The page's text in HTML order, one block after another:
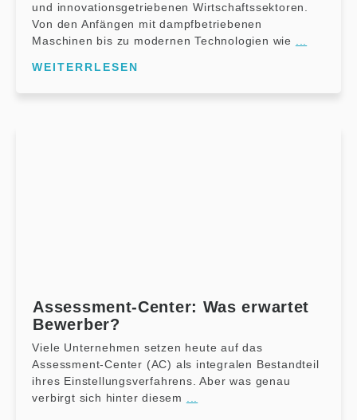
und innovationsgetriebenen Wirtschaftssektoren.
Von den Anfängen mit dampfbetriebenen
Maschinen bis zu modernen Technologien wie ...
WEITERRLESEN
Assessment-Center: Was erwartet
Bewerber?
Viele Unternehmen setzen heute auf das
Assessment-Center (AC) als integralen Bestandteil
ihres Einstellungsverfahrens. Aber was genau
verbirgt sich hinter diesem